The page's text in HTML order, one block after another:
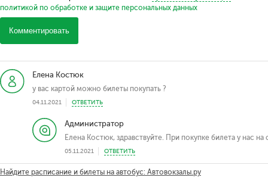
политикой по обработке и защите персональных данных
Комментировать
Елена Костюк
у вас картой можно билеты покупать ?
04.11.2021 ОТВЕТИТЬ
Администратор
Елена Костюк, здравствуйте. При покупке билета у нас
05.11.2021 ОТВЕТИТЬ
Найдите расписание и билеты на автобус: Автовокзалы.ру